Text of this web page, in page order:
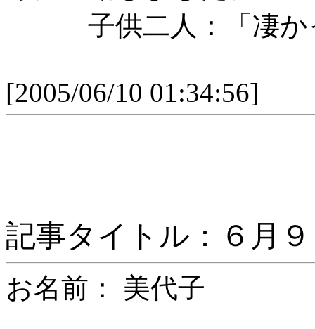
子供二人：「凄か
[2005/06/10 01:34:56]
記事タイトル：６月
お名前： 美代子